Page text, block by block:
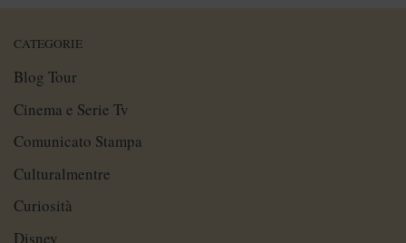
CATEGORIE
Blog Tour
Cinema e Serie Tv
Comunicato Stampa
Culturalmentre
Curiosità
Disney